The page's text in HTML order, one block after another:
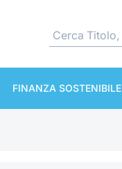
FINANZA SOSTENIBILE